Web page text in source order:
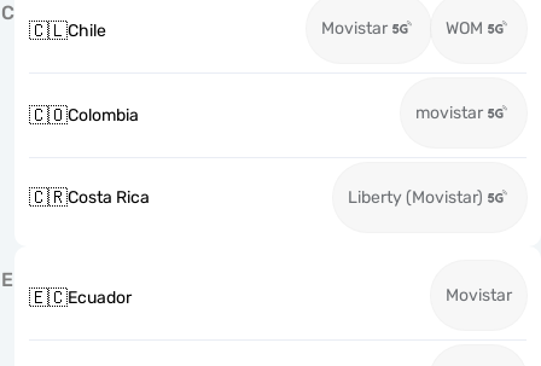
C
🇨🇱Chile Movistar WOM
🇨🇴Colombia movistar
🇨🇷Costa Rica Liberty (Movistar)
E
🇪🇨Ecuador Movistar